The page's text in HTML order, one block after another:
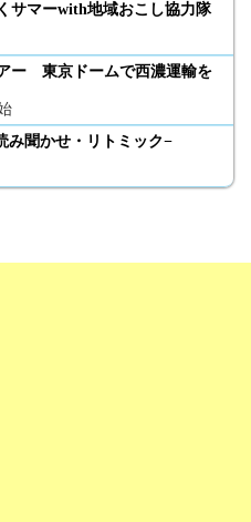
マーwith地域おこし協力隊
ー 東京ドームで西濃運輸を
み聞かせ・リトミック−